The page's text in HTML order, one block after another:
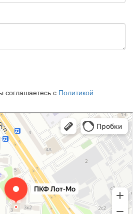
соглашаетесь с Политикой
в Мытищах